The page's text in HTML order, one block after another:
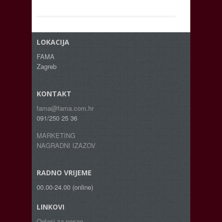
LOKACIJA
FAMA
Zagreb
KONTAKT
fama@fama.com.hr
091/250 25 36
MARKETING
NAGRADNI IZAZOV
RADNO VRIJEME
00.00-24.00 (online)
LINKOVI